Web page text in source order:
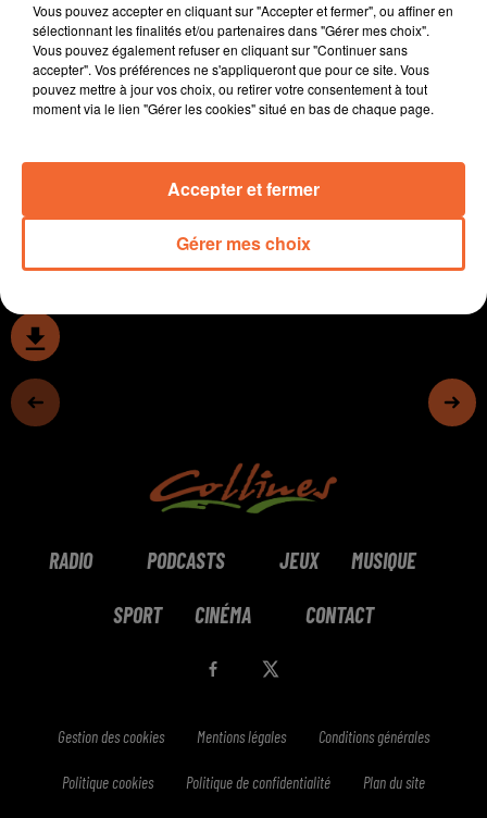
à l'emplacement de l'ancien collège Supervielle.
Sensibiliser tout un chacun à la cause animale ... c'est
l'action que viennnent de mener des élèves du Campus
des Sicaudières de Bressuire ( photo ).
Le deux-sévrien Thomas Gachignard s'est envolé pour
RADIO PODCASTS JEUX MUSIQUE
SPORT CINÉMA CONTACT
Gestion des cookies Mentions légales Conditions générales
Politique cookies Politique de confidentialité Plan du site
Vous pouvez accepter en cliquant sur "Accepter et fermer", ou affiner en
sélectionnant les finalités et/ou partenaires dans "Gérer mes choix".
Vous pouvez également refuser en cliquant sur "Continuer sans
accepter". Vos préférences ne s'appliqueront que pour ce site. Vous
pouvez mettre à jour vos choix, ou retirer votre consentement à tout
moment via le lien "Gérer les cookies" situé en bas de chaque page.
Gérer mes choix
Accepter et fermer